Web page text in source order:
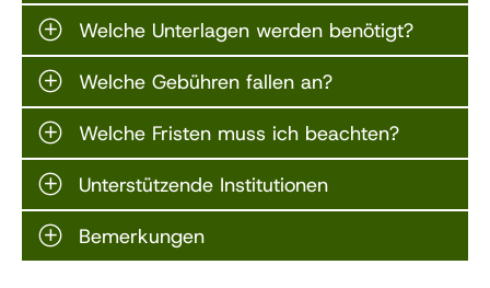
Welche Unterlagen werden benötigt?
Welche Gebühren fallen an?
Welche Fristen muss ich beachten?
Unterstützende Institutionen
Bemerkungen